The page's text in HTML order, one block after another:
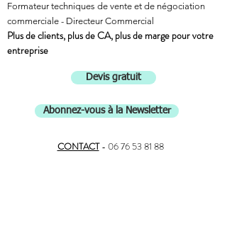
Formateur techniques de vente et de négociation
commerciale - Directeur Commercial
Plus de clients, plus de CA, plus de marge pour votre
entreprise
Devis gratuit
Abonnez-vous à la Newsletter
CONTACT- 06 76 53 81 88